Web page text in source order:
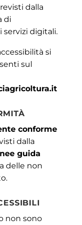
dalla
di
servizi digitali.
si
sul
conforme
dalla
guida
delle non
non sono